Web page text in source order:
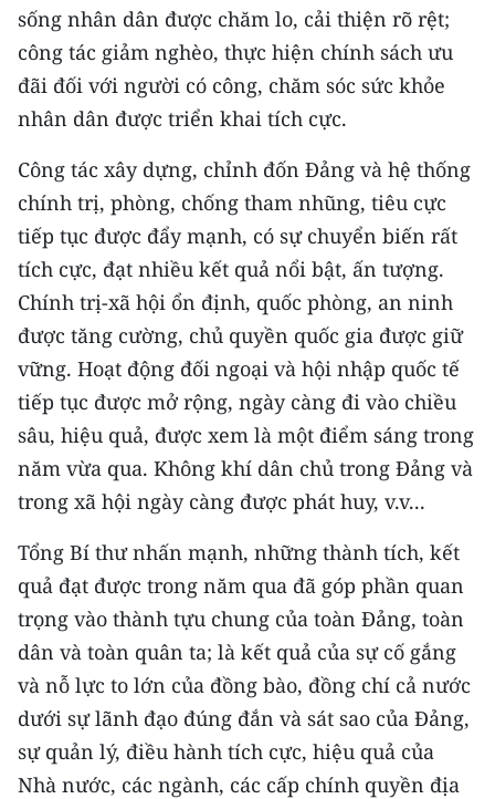
THỜI NAY
NHÂN DÂN CUỐI TUẦN
MUA BÁO
ĐỌC BÁO IN
ENGLISH
中文
FRANÇAIS
РУССКИЙ
한국어
sống nhân dân được chăm lo, cải thiện rõ rệt;
công tác giảm nghèo, thực hiện chính sách ưu
đãi đối với người có công, chăm sóc sức khỏe
nhân dân được triển khai tích cực.
Công tác xây dựng, chỉnh đốn Đảng và hệ thống
chính trị, phòng, chống tham nhũng, tiêu cực
tiếp tục được đẩy mạnh, có sự chuyển biến rất
tích cực, đạt nhiều kết quả nổi bật, ấn tượng.
Chính trị-xã hội ổn định, quốc phòng, an ninh
được tăng cường, chủ quyền quốc gia được giữ
vững. Hoạt động đối ngoại và hội nhập quốc tế
tiếp tục được mở rộng, ngày càng đi vào chiều
sâu, hiệu quả, được xem là một điểm sáng trong
năm vừa qua. Không khí dân chủ trong Đảng và
trong xã hội ngày càng được phát huy, v.v...
Tổng Bí thư nhấn mạnh, những thành tích, kết
quả đạt được trong năm qua đã góp phần quan
trọng vào thành tựu chung của toàn Đảng, toàn
dân và toàn quân ta; là kết quả của sự cố gắng
và nỗ lực to lớn của đồng bào, đồng chí cả nước
dưới sự lãnh đạo đúng đắn và sát sao của Đảng,
sự quản lý, điều hành tích cực, hiệu quả của
Nhà nước, các ngành, các cấp chính quyền địa